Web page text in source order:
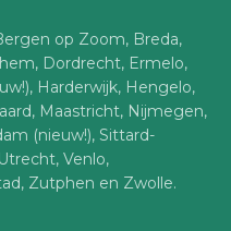
op Zoom, Breda,
Dordrecht, Ermelo,
Harderwijk, Hengelo,
Maastricht, Nijmegen,
(nieuw!), Sittard-
Venlo,
Zutphen en Zwolle.